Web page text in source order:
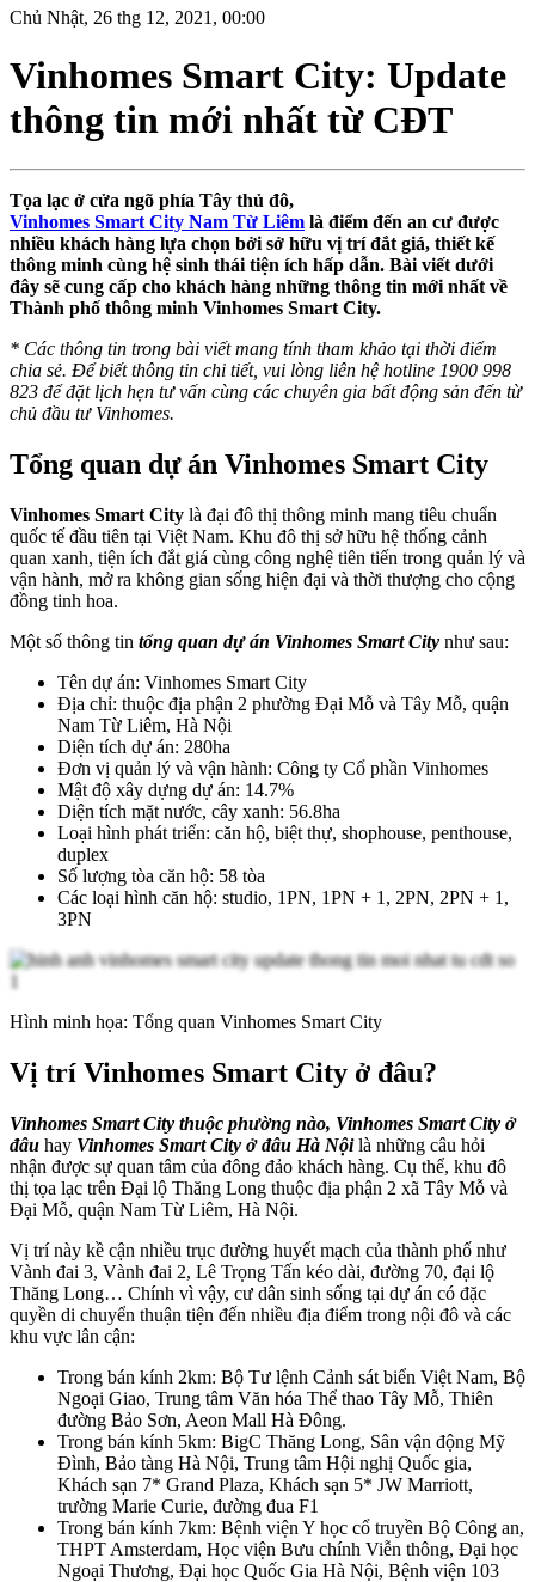
Chủ Nhật, 26 thg 12, 2021, 00:00
Vinhomes Smart City: Update
thông tin mới nhất từ CĐT
Tọa lạc ở cửa ngõ phía Tây thủ đô,
Vinhomes Smart City Nam Từ Liêm là điểm đến an cư được
nhiều khách hàng lựa chọn bởi sở hữu vị trí đắt giá, thiết kế
thông minh cùng hệ sinh thái tiện ích hấp dẫn. Bài viết dưới
đây sẽ cung cấp cho khách hàng những thông tin mới nhất về
Thành phố thông minh Vinhomes Smart City.
* Các thông tin trong bài viết mang tính tham khảo tại thời điểm
chia sẻ. Để biết thông tin chi tiết, vui lòng liên hệ hotline 1900 998
823 để đặt lịch hẹn tư vấn cùng các chuyên gia bất động sản đến từ
chủ đầu tư Vinhomes.
Tổng quan dự án Vinhomes Smart City
Vinhomes Smart City là đại đô thị thông minh mang tiêu chuẩn
quốc tế đầu tiên tại Việt Nam. Khu đô thị sở hữu hệ thống cảnh
quan xanh, tiện ích đắt giá cùng công nghệ tiên tiến trong quản lý và
vận hành, mở ra không gian sống hiện đại và thời thượng cho cộng
đồng tinh hoa.
Một số thông tin tổng quan dự án Vinhomes Smart City như sau:
Tên dự án: Vinhomes Smart City
Địa chỉ: thuộc địa phận 2 phường Đại Mỗ và Tây Mỗ, quận
Nam Từ Liêm, Hà Nội
Diện tích dự án: 280ha
Đơn vị quản lý và vận hành: Công ty Cổ phần Vinhomes
Mật độ xây dựng dự án: 14.7%
Diện tích mặt nước, cây xanh: 56.8ha
Loại hình phát triển: căn hộ, biệt thự, shophouse, penthouse,
duplex
Số lượng tòa căn hộ: 58 tòa
Các loại hình căn hộ: studio, 1PN, 1PN + 1, 2PN, 2PN + 1,
3PN
Hình minh họa: Tổng quan Vinhomes Smart City
Vị trí Vinhomes Smart City ở đâu?
Vinhomes Smart City thuộc phường nào, Vinhomes Smart City ở
đâu hay Vinhomes Smart City ở đâu Hà Nộilà những câu hỏi
nhận được sự quan tâm của đông đảo khách hàng. Cụ thể, khu đô
thị tọa lạc trên Đại lộ Thăng Long thuộc địa phận 2 xã Tây Mỗ và
Đại Mỗ, quận Nam Từ Liêm, Hà Nội.
Vị trí này kề cận nhiều trục đường huyết mạch của thành phố như
Vành đai 3, Vành đai 2, Lê Trọng Tấn kéo dài, đường 70, đại lộ
Thăng Long… Chính vì vậy, cư dân sinh sống tại dự án có đặc
quyền di chuyển thuận tiện đến nhiều địa điểm trong nội đô và các
khu vực lân cận:
Trong bán kính 2km: Bộ Tư lệnh Cảnh sát biển Việt Nam, Bộ
Ngoại Giao, Trung tâm Văn hóa Thể thao Tây Mỗ, Thiên
đường Bảo Sơn, Aeon Mall Hà Đông.
Trong bán kính 5km: BigC Thăng Long, Sân vận động Mỹ
Đình, Bảo tàng Hà Nội, Trung tâm Hội nghị Quốc gia,
Khách sạn 7* Grand Plaza, Khách sạn 5* JW Marriott,
trường Marie Curie, đường đua F1
Trong bán kính 7km: Bệnh viện Y học cổ truyền Bộ Công an,
THPT Amsterdam, Học viện Bưu chính Viễn thông, Đại học
Ngoại Thương, Đại học Quốc Gia Hà Nội, Bệnh viện 103